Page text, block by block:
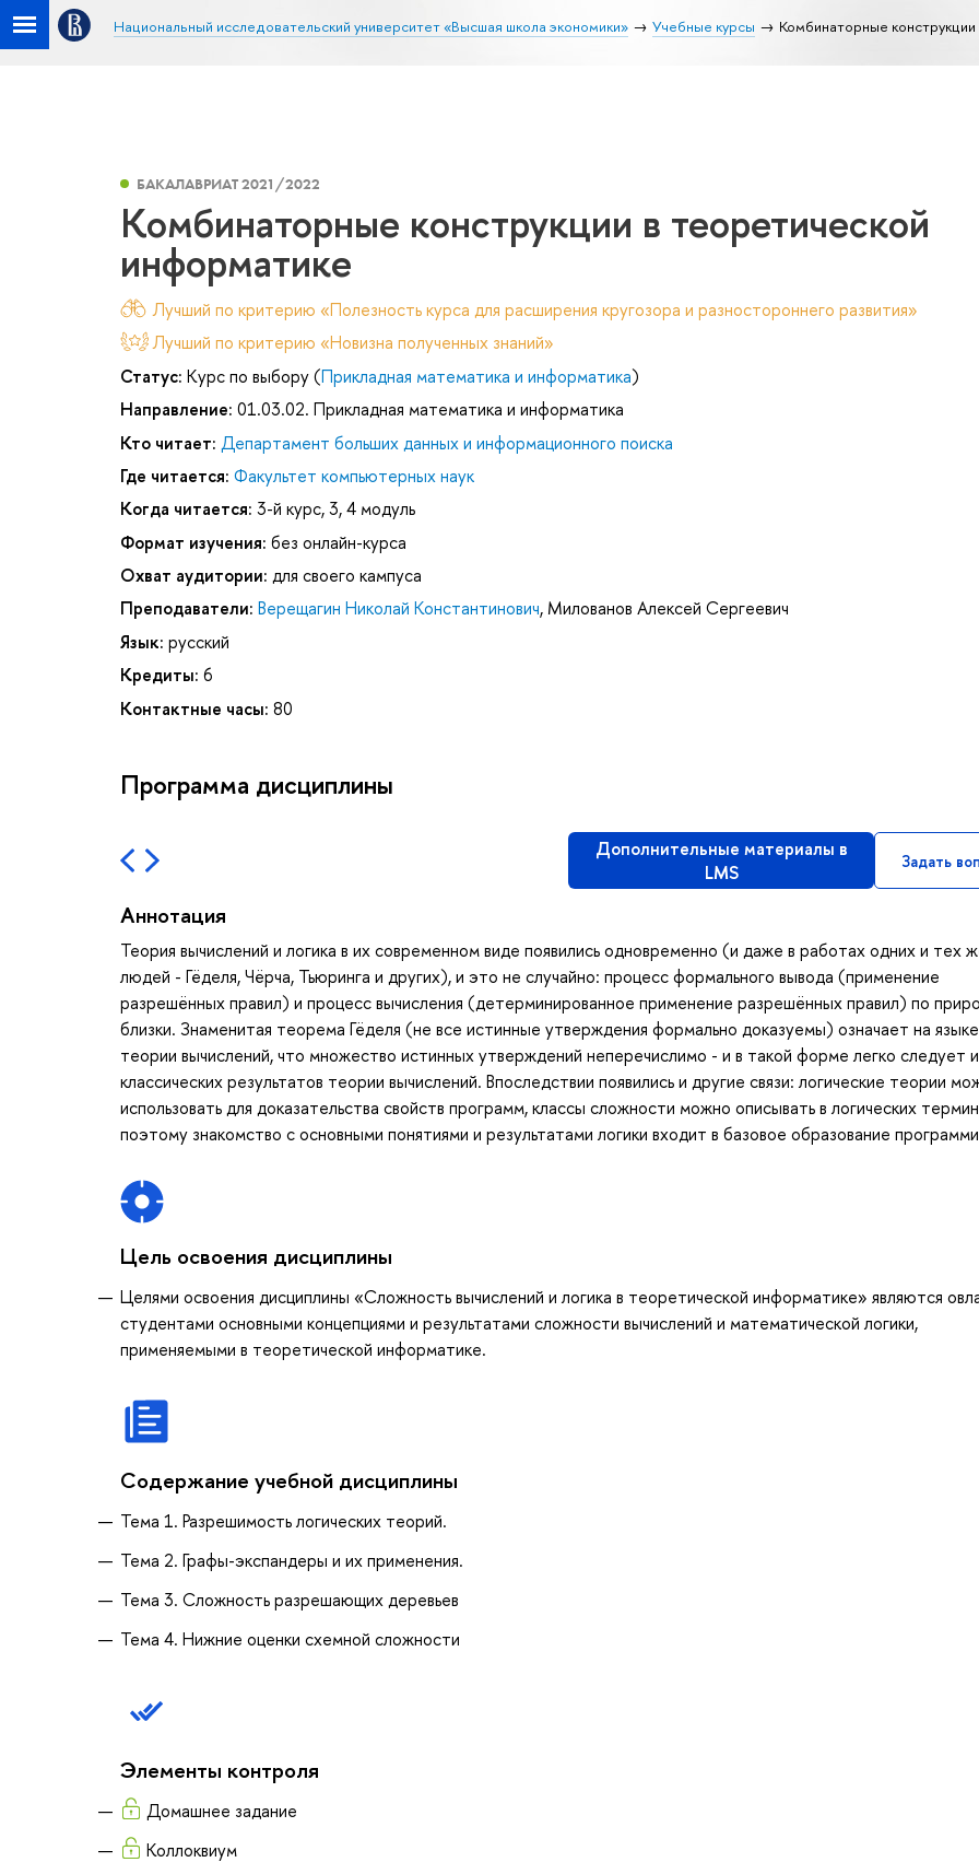
Национальный исследовательский университет «Высшая школа экономики» Учебные курсы Комбинаторные
БАКАЛАВРИАТ 2021/2022
Комбинаторные конструкции в теоретической
информатике
Лучший по критерию «Полезность курса для расширения кругозора и разностороннего развития»
Лучший по критерию «Новизна полученных знаний»
Статус: Курс по выбору (Прикладная математика и информатика)
Направление: 01.03.02. Прикладная математика и информатика
Кто читает: Департамент больших данных и информационного поиска
Где читается: Факультет компьютерных наук
Когда читается: 3-й курс, 3, 4 модуль
Формат изучения: без онлайн-курса
Охват аудитории: для своего кампуса
Преподаватели: Верещагин Николай Константинович, Милованов Алексей Сергеевич
Язык: русский
Кредиты: 6
Контактные часы: 80
Программа дисциплины
Дополнительные материалы в
LMS
Задать
Аннотация
Теория вычислений и логика в их современном виде появились одновременно (и даже в работах одних и тех
людей - Гёделя, Чёрча, Тьюринга и других), и это не случайно: процесс формального вывода (применение
разрешённых правил) и процесс вычисления (детерминированное применение разрешённых правил) по
близки. Знаменитая теорема Гёделя (не все истинные утверждения формально доказуемы) означает на языке
теории вычислений, что множество истинных утверждений неперечислимо - и в такой форме легко следует
классических результатов теории вычислений. Впоследствии появились и другие связи: логические теории
использовать для доказательства свойств программ, классы сложности можно описывать в логических
поэтому знакомство с основными понятиями и результатами логики входит в базовое образование
Цель освоения дисциплины
Целями освоения дисциплины «Сложность вычислений и логика в теоретической информатике» являются
студентами основными концепциями и результатами сложности вычислений и математической логики,
применяемыми в теоретической информатике.
Содержание учебной дисциплины
Тема 1. Разрешимость логических теорий.
Тема 2. Графы-экспандеры и их применения.
Тема 3. Сложность разрешающих деревьев
Тема 4. Нижние оценки схемной сложности
Элементы контроля
Домашнее задание
Коллоквиум